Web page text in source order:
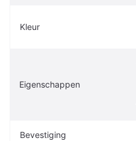
Kleur
Eigenschappen
Bevestiging